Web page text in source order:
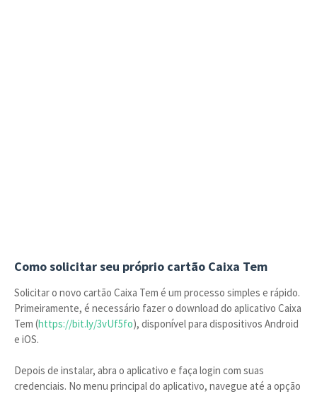
Como solicitar seu próprio cartão Caixa Tem
Solicitar o novo cartão Caixa Tem é um processo simples e rápido.
Primeiramente, é necessário fazer o download do aplicativo Caixa
Tem (https://bit.ly/3vUf5fo), disponível para dispositivos Android
e iOS.
Depois de instalar, abra o aplicativo e faça login com suas
credenciais. No menu principal do aplicativo, navegue até a opção